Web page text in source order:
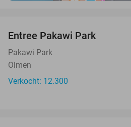
Entree Pakawi Park
Pakawi Park
Olmen
Verkocht: 12.300